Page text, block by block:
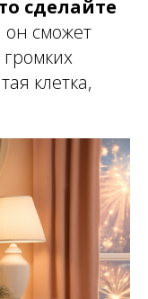
сделайте
он сможет
громких
клетка,